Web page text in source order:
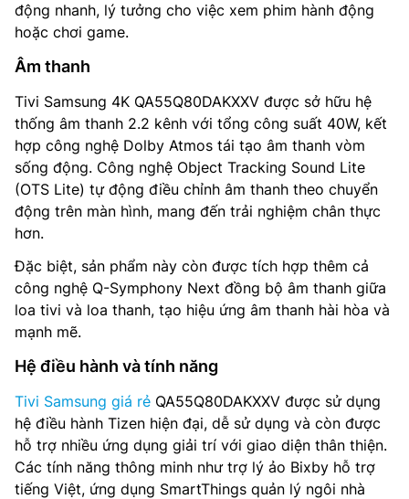
động nhanh, lý tưởng cho việc xem phim hành động
hoặc chơi game.
Âm thanh
Tivi Samsung 4K QA55Q80DAKXXV được sở hữu hệ
thống âm thanh 2.2 kênh với tổng công suất 40W, kết
hợp công nghệ Dolby Atmos tái tạo âm thanh vòm
sống động. Công nghệ Object Tracking Sound Lite
(OTS Lite) tự động điều chỉnh âm thanh theo chuyển
động trên màn hình, mang đến trải nghiệm chân thực
hơn.
Đặc biệt, sản phẩm này còn được tích hợp thêm cả
công nghệ Q-Symphony Next đồng bộ âm thanh giữa
loa tivi và loa thanh, tạo hiệu ứng âm thanh hài hòa và
mạnh mẽ.
Hệ điều hành và tính năng
Tivi Samsung giá rẻ QA55Q80DAKXXV được sử dụng
hệ điều hành Tizen hiện đại, dễ sử dụng và còn được
hỗ trợ nhiều ứng dụng giải trí với giao diện thân thiện.
Các tính năng thông minh như trợ lý ảo Bixby hỗ trợ
tiếng Việt, ứng dụng SmartThings quản lý ngôi nhà